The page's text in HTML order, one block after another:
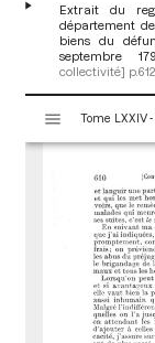
Extrait du
département
biens du
septembre
collectivité] p.612
Contrat
Luxembourg
septembre 1793
Jugement du
succession de
s
Tome LXXIV